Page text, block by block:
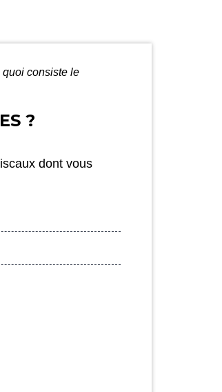
quoi consiste le
?
dont vous